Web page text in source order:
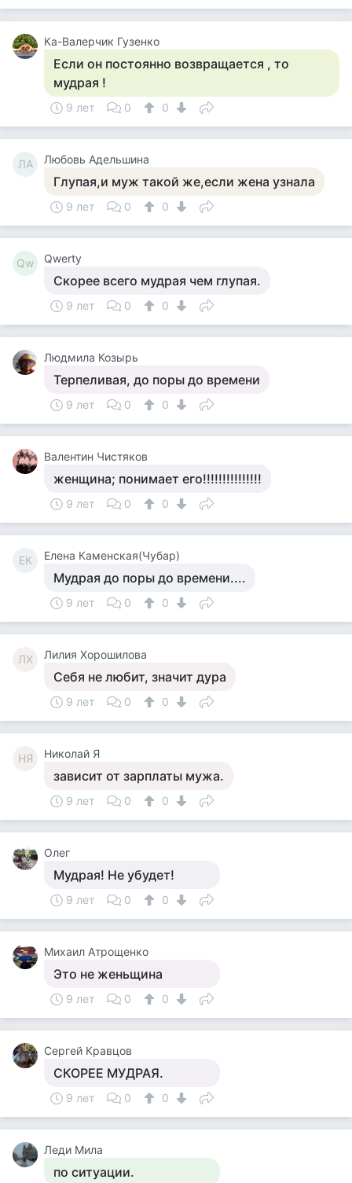
Ка-Валерчик Гузенко
Если он постоянно возвращается , то
мудрая !
9 лет 0 0
ЛА Любовь Адельшина
Глупая,и муж такой же,если жена узнала
9 лет 0 0
Qw Qwerty
Скорее всего мудрая чем глупая.
9 лет 0 0
Людмила Козырь
Терпеливая, до поры до времени
9 лет 0 0
Валентин Чистяков
женщина; понимает его!!!!!!!!!!!!!!!
9 лет 0 0
ЕК Елена Каменская(Чубар)
Мудрая до поры до времени....
9 лет 0 0
ЛХ Лилия Хорошилова
Себя не любит, значит дура
9 лет 0 0
НЯ Николай Я
зависит от зарплаты мужа.
9 лет 0 0
Олег
Мудрая! Не убудет!
9 лет 0 0
Михаил Атрощенко
Это не женьщина
9 лет 0 0
Сергей Кравцов
СКОРЕЕ МУДРАЯ.
9 лет 0 0
Леди Мила
по ситуации.